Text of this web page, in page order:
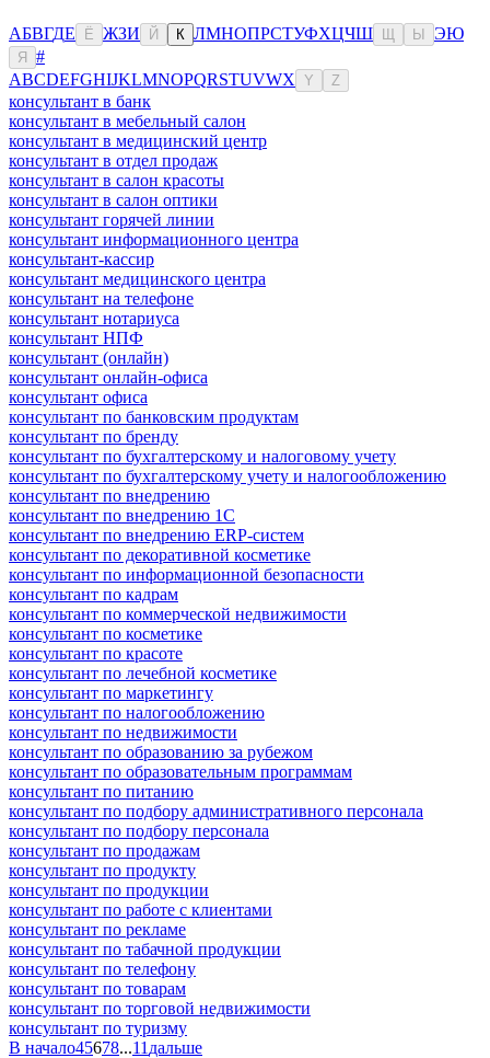
АБВГДЕ Ё ЖЗИ Й К ЛМНОПРСТУФХЦЧШ Ы ЭЮ
Я
#
ABCDEFGHIJKLMNOPQRSTUVWX Y Z
консультант в банк
консультант в мебельный салон
консультант в медицинский центр
консультант в отдел продаж
консультант в салон красоты
консультант в салон оптики
консультант горячей линии
консультант информационного центра
консультант-кассир
консультант медицинского центра
консультант на телефоне
консультант нотариуса
консультант НПФ
консультант (онлайн)
консультант онлайн-офиса
консультант офиса
консультант по банковским продуктам
консультант по бренду
консультант по бухгалтерскому и налоговому учету
консультант по бухгалтерскому учету и налогообложению
консультант по внедрению
консультант по внедрению 1С
консультант по внедрению ERP-систем
консультант по декоративной косметике
консультант по информационной безопасности
консультант по кадрам
консультант по коммерческой недвижимости
консультант по косметике
консультант по красоте
консультант по лечебной косметике
консультант по маркетингу
консультант по налогообложению
консультант по недвижимости
консультант по образованию за рубежом
консультант по образовательным программам
консультант по питанию
консультант по подбору административного персонала
консультант по подбору персонала
консультант по продажам
консультант по продукту
консультант по продукции
консультант по работе с клиентами
консультант по рекламе
консультант по табачной продукции
консультант по телефону
консультант по товарам
консультант по торговой недвижимости
консультант по туризму
В начало45678...11 дальше